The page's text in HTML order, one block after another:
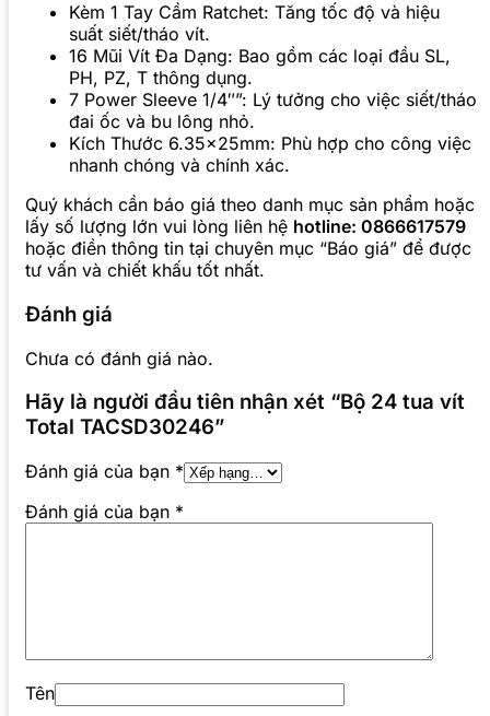
Kèm 1 Tay Cầm Ratchet: Tăng tốc độ và hiệu
suất siết/tháo vít.
16 Mũi Vít Đa Dạng: Bao gồm các loại đầu SL,
PH, PZ, T thông dụng.
7 Power Sleeve 1/4″”: Lý tưởng cho việc siết/tháo
đai ốc và bu lông nhỏ.
Kích Thước 6.35x25mm: Phù hợp cho công việc
nhanh chóng và chính xác.
Quý khách cần báo giá theo danh mục sản phẩm hoặc
lấy số lượng lớn vui lòng liên hệ hotline: 0866617579
hoặc điền thông tin tại chuyên mục “Báo giá” để được
tư vấn và chiết khấu tốt nhất.
Đánh giá
Chưa có đánh giá nào.
Hãy là người đầu tiên nhận xét “Bộ 24 tua vít
Total TACSD30246”
Đánh giá của bạn *
Đánh giá của bạn *
Tên